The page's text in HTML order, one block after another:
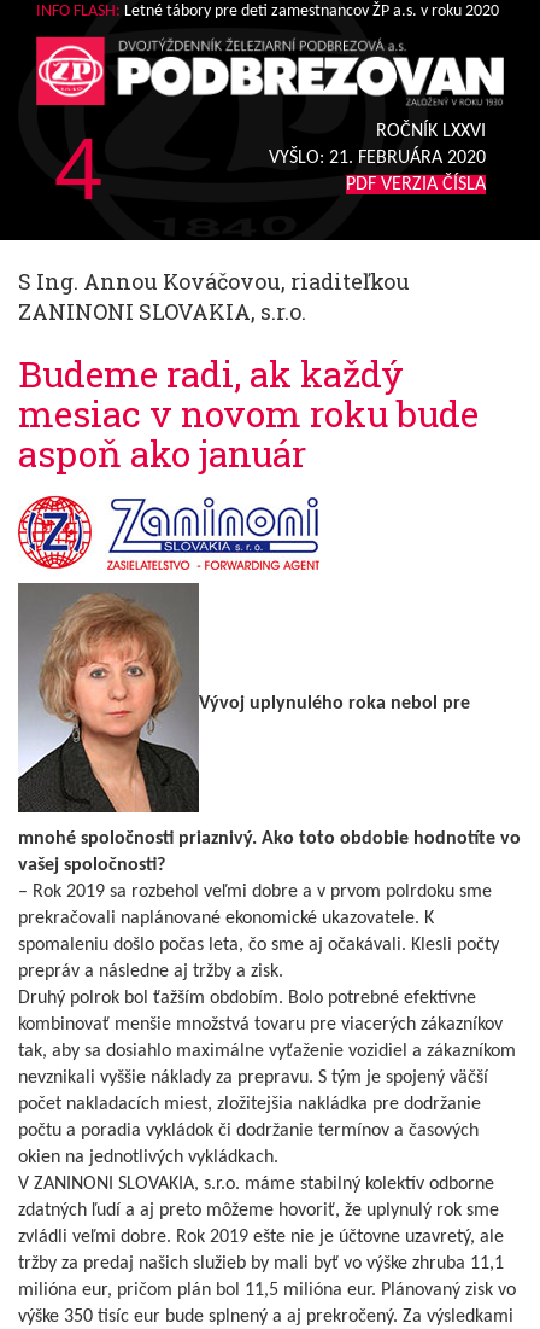
INFO FLASH: Letné tábory pre deti zamestnancov ŽP a.s. v roku 2020
4
ROČNÍK LXXVI
VYŠLO: 21. FEBRUÁRA 2020
PDF VERZIA ČÍSLA
S Ing. Annou Kováčovou, riaditeľkou
ZANINONI SLOVAKIA, s.r.o.
Budeme radi, ak každý
mesiac v novom roku bude
aspoň ako január
Vývoj uplynulého roka nebol pre
mnohé spoločnosti priaznivý. Ako toto obdobie hodnotíte vo
vašej spoločnosti?
– Rok 2019 sa rozbehol veľmi dobre a v prvom polrdoku sme
prekračovali naplánované ekonomické ukazovatele. K
spomaleniu došlo počas leta, čo sme aj očakávali. Klesli počty
prepráv a následne aj tržby a zisk.
Druhý polrok bol ťažším obdobím. Bolo potrebné efektívne
kombinovať menšie množstvá tovaru pre viacerých zákazníkov
tak, aby sa dosiahlo maximálne vyťaženie vozidiel a zákazníkom
nevznikali vyššie náklady za prepravu. S tým je spojený väčší
počet nakladacích miest, zložitejšia nakládka pre dodržanie
počtu a poradia vykládok či dodržanie termínov a časových
okien na jednotlivých vykládkach.
V ZANINONI SLOVAKIA, s.r.o. máme stabilný kolektív odborne
zdatných ľudí a aj preto môžeme hovoriť, že uplynulý rok sme
zvládli veľmi dobre. Rok 2019 ešte nie je účtovne uzavretý, ale
tržby za predaj našich služieb by mali byť vo výške zhruba 11,1
milióna eur, pričom plán bol 11,5 milióna eur. Plánovaný zisk vo
výške 350 tisíc eur bude splnený a aj prekročený. Za výsledkami